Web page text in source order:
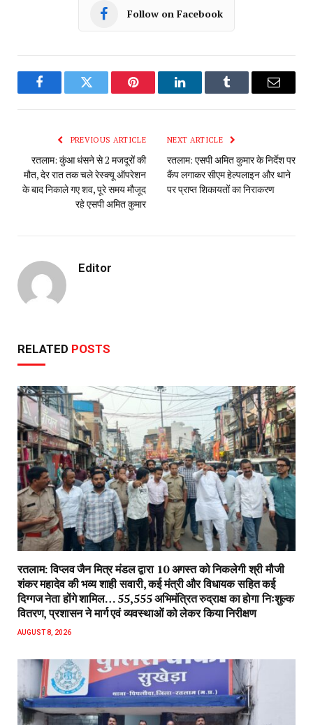
Follow on Facebook
FacebookTwitter Pinterest LinkedInTumblr Email
PREVIOUS ARTICLE
रतलाम: कुंआ धंसने से 2 मजदूरों की
मौत, देर रात तक चले रेस्क्यू ऑपरेशन
के बाद निकाले गए शव, पूरे समय मौजूद
रहे एसपी अमित कुमार
NEXT ARTICLE
रतलाम: एसपी अमित कुमार के निर्देश पर
कैंप लगाकर सीएम हेल्पलाइन और थाने
पर प्राप्त शिकायतों का निराकरण
Editor
RELATED POSTS
रतलाम: विप्लव जैन मित्र मंडल द्वारा 10 अगस्त को निकलेगी श्री मौजी
शंकर महादेव की भव्य शाही सवारी, कई मंत्री और विधायक सहित कई
दिग्गज नेता होंगे शामिल… 55,555 अभिमंत्रित रुद्राक्ष का होगा निःशुल्क
वितरण, प्रशासन ने मार्ग एवं व्यवस्थाओं को लेकर किया निरीक्षण
AUGUST 8, 2026